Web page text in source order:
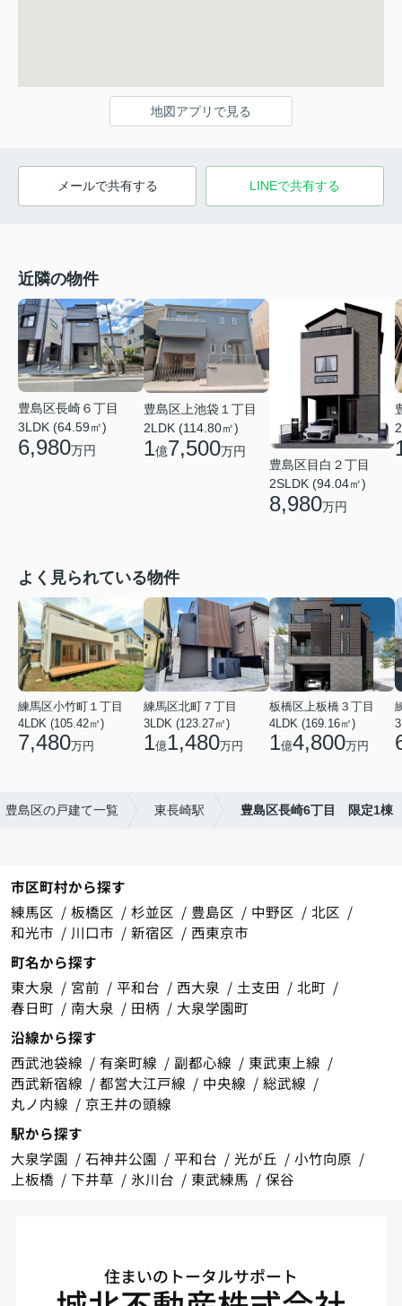
地図アプリで見る
メールで共有する LINEで共有する
近隣の物件
豊島区長崎６丁目
3LDK (64.59㎡)
6,980万円
豊島区上池袋１丁目
2LDK (114.80㎡)
1億7,500万円
豊島区目白２丁目
2SLDK (94.04㎡)
8,980万円
よく見られている物件
練馬区小竹町１丁目
4LDK (105.42㎡)
7,480万円
練馬区北町７丁目
3LDK (123.27㎡)
1億1,480万円
板橋区上板橋３丁目
4LDK (169.16㎡)
1億4,800万円
豊島区の戸建て一覧 東長崎駅 豊島区長崎6丁目 限定1棟
市区町村から探す
練馬区
板橋区 杉並区 豊島区 中野区
北区
和光市
川口市 新宿区
西東京市
町名から探す
東大泉
宮前 平和台 西大泉 土支田
北町
春日町
南大泉 田柄
大泉学園町
沿線から探す
西武池袋線
有楽町線 副都心線
東武東上線
西武新宿線
都営大江戸線 中央線
総武線
丸ノ内線
京王井の頭線
駅から探す
大泉学園
石神井公園 平和台 光が丘
小竹向原
上板橋
下井草 氷川台 東武練馬 保谷
住まいのトータルサポート